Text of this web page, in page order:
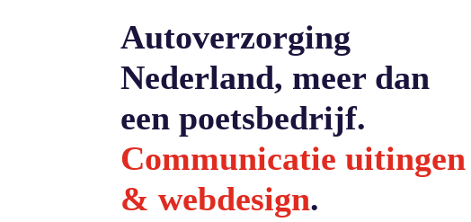
Autoverzorging
Nederland, meer dan
een poetsbedrijf.
Communicatie uitingen
& webdesign.